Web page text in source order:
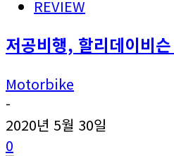
REVIEW
저공비행, 할리데이비
Motorbike
-
2020년 5월 30일
0